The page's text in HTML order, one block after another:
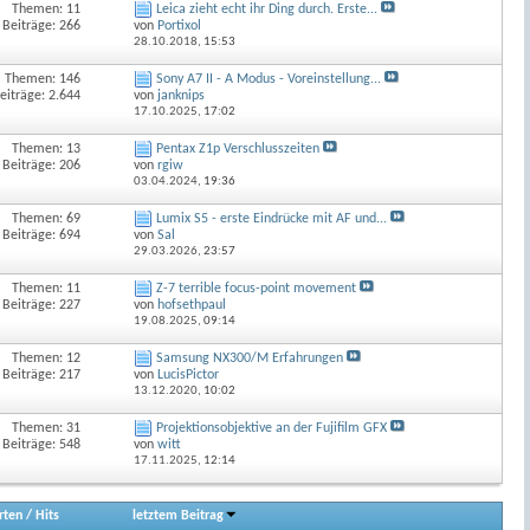
Themen: 11
Beiträge: 266
Leica zieht echt ihr Ding durch. Erste...
von Portixol
28.10.2018, 15:53
Themen: 146
2.644
Sony A7 II - A Modus - Voreinstellung...
von janknips
17.10.2025, 17:02
Themen: 13
Beiträge: 206
Pentax Z1p Verschlusszeiten
vonrgiw
03.04.2024, 19:36
Themen: 69
Beiträge: 694
Lumix S5 - erste Eindrücke mit AF und...
vonSal
29.03.2026,23:57
Themen: 11
Beiträge: 227
Z-7 terrible focus-point movement
von hofsethpaul
19.08.2025,09:14
Themen: 12
Beiträge: 217
Samsung NX300/M Erfahrungen
von LucisPictor
13.12.2020, 10:02
Themen: 31
Beiträge: 548
Projektionsobjektive an der Fujifilm GFX
vonwitt
17.11.2025, 12:14
/ Hits letztem Beitrag